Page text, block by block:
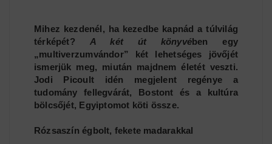
Mihez kezdenél, ha kezedbe kapnád a túlvilág
térképét? A két út könyvében egy
„multiverzumvándor” két lehetséges jövőjét
ismerjük meg, miután majdnem életét veszti.
Jodi Picoult idén megjelent regénye a
tudomány fellegvárát, Bostont és a kultúra
bölcsőjét, Egyiptomot köti össze.
Rózsaszín égbolt, fekete madarakkal